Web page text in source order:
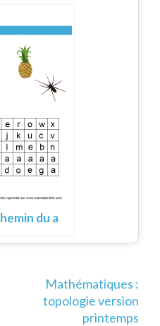
du a
Mathématiques :
topologie version
printemps